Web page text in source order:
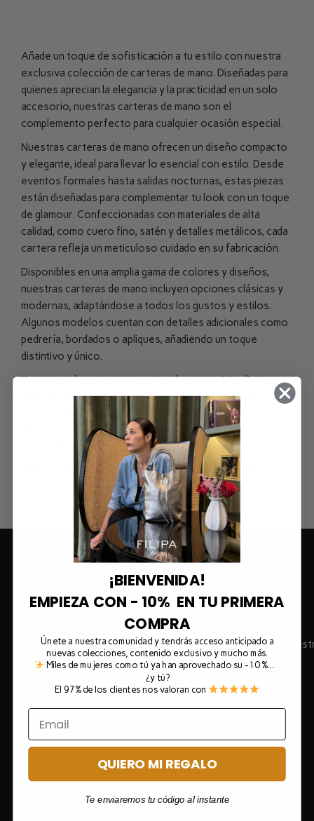
Añade un toque de sofisticación a tu estilo con nuestra
exclusiva colección de carteras de mano. Diseñadas para
quienes aprecian la elegancia y la practicidad en un solo
accesorio, nuestras carteras de mano son el
complemento perfecto para cualquier ocasión especial.
Nuestras carteras de mano ofrecen un diseño compacto
y elegante, ideal para llevar lo esencial con estilo. Desde
eventos formales hasta salidas nocturnas, estas piezas
están diseñadas para complementar tu look con un toque
de glamour. Confeccionadas con materiales de alta
calidad, como cuero fino, satén y detalles metálicos, cada
cartera refleja un meticuloso cuidado en su fabricación.
Disponibles en una amplia gama de colores y diseños,
nuestras carteras de mano incluyen opciones clásicas y
modernas, adaptándose a todos los gustos y estilos.
Algunos modelos cuentan con detalles adicionales como
pedrería, bordados o apliques, añadiendo un toque
distintivo y único.
Ya sea que busques una cartera de mano minimalista para
un look elegante o una pieza llamativa que se convierta en
el centro de atención, nuestra colección tiene algo para
cada gusto. Descubre la perfecta combinación de
funcionalidad y estilo en nuestras carteras de mano y
eleva tu guardarropa a un nuevo nivel de sofisticación.
Combina tu bolso con muchísimos outfits publicados en
Instagram ¡Más de 210.000 seguidores!
La empresa
New
Colección
Bolsos al hombro y cruzados
¡BIENVENIDA!
EMPIEZA CON - 10% EN TU PRIMERA
COMPRA
Únete a nuestra comunidad y tendrás acceso anticipado a
nuevas colecciones, contenido exclusivo y mucho más.
Miles de mujeres como tú ya han aprovechado su -10 %…
¿y tú?
El 97% de los clientes nos valoran con
QUIERO MI REGALO
Te enviaremos tu código al instante